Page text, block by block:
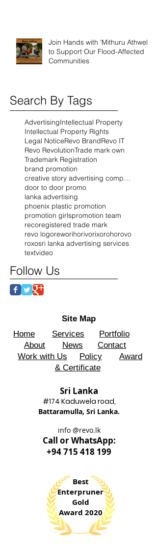
Join Hands with ‘Mithuru Athwela’
to Support Our Flood-Affected
Communities
Search By Tags
AdvertisingIntellectual Property
Intellectual Property Rights
Legal NoticeRevo BrandRevo IT
Revo RevolutionTrade mark own
Trademark Registration
brand promotion
creative story advertising company
door to door promo
lanka advertising
phoenix plastic promotion
promotion girlspromotion team
recoregistered trade mark
revo logoreworihorivorixorohorovo
roxosri lanka advertising services
textvideo
Follow Us
Site Map
Home
Services
Portfolio
About
News
Contact
Work with Us
Policy
Award
& Certificate
Sri Lanka
#174 Kaduwela road,
Battaramulla, Sri Lanka.
info @revo.lk
Call or WhatsApp:
+94 715 418 199
Best
Enterpruner
Gold
Award 2020